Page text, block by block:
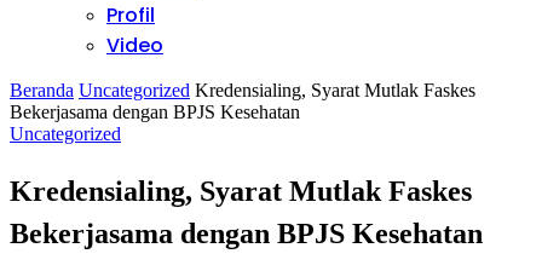
Profil
Video
Beranda Uncategorized Kredensialing, Syarat Mutlak Faskes
Bekerjasama dengan BPJS Kesehatan
Uncategorized
Kredensialing, Syarat Mutlak Faskes
Bekerjasama dengan BPJS Kesehatan